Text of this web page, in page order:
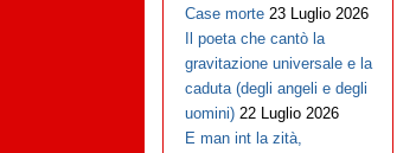
Case morte 23 Luglio 2026
Il poeta che cantò la
gravitazione universale e la
caduta (degli angeli e degli
uomini) 22 Luglio 2026
E man int la zità,